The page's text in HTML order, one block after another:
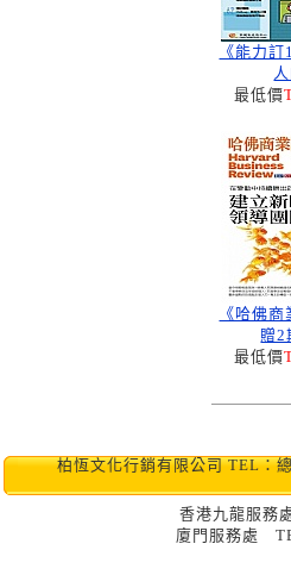
《能力
最低價
《哈佛
贈2
最低價
柏恆文化行銷有限公司 TEL：
香港九龍服
廈門服務處